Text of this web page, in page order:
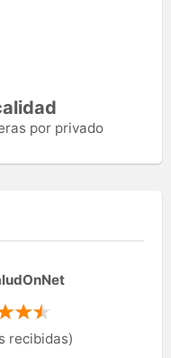
por privado
recibidas)